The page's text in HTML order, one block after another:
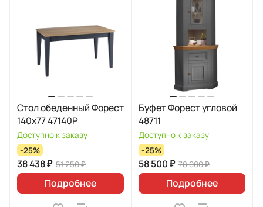
Стол обеденный Форест
140х77 47140Р
Доступно к заказу
-25%
38 438 ₽ 51 250 ₽
Подробнее
Буфет Форест угловой
48711
Доступно к заказу
-25%
58 500 ₽ 78 000 ₽
Подробнее